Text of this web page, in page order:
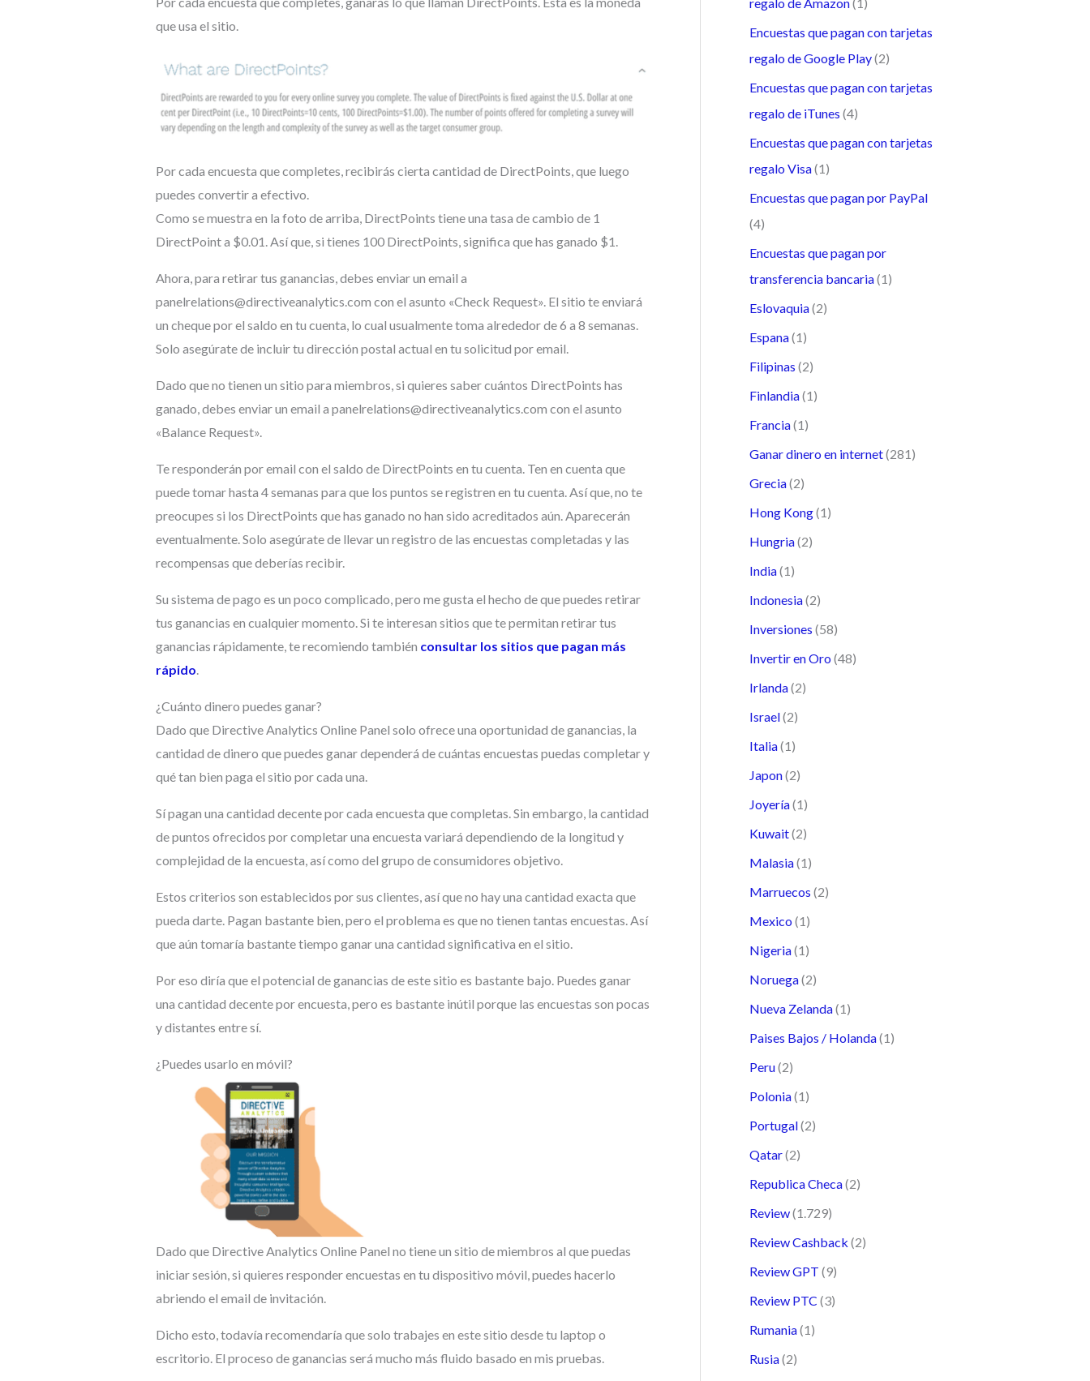
que usa el sitio.
Por cada encuesta que completes, recibirás cierta cantidad de DirectPoints, que luego
puedes convertir a efectivo.
Como se muestra en la foto de arriba, DirectPoints tiene una tasa de cambio de 1
DirectPoint a $0.01. Así que, si tienes 100 DirectPoints, significa que has ganado $1.
Ahora, para retirar tus ganancias, debes enviar un email a
panelrelations@directiveanalytics.com con el asunto «Check Request». El sitio te enviará
un cheque por el saldo en tu cuenta, lo cual usualmente toma alrededor de 6 a 8 semanas.
Solo asegúrate de incluir tu dirección postal actual en tu solicitud por email.
Dado que no tienen un sitio para miembros, si quieres saber cuántos DirectPoints has
ganado, debes enviar un email a panelrelations@directiveanalytics.com con el asunto
«Balance Request».
Te responderán por email con el saldo de DirectPoints en tu cuenta. Ten en cuenta que
puede tomar hasta 4 semanas para que los puntos se registren en tu cuenta. Así que, no te
preocupes si los DirectPoints que has ganado no han sido acreditados aún. Aparecerán
eventualmente. Solo asegúrate de llevar un registro de las encuestas completadas y las
recompensas que deberías recibir.
Su sistema de pago es un poco complicado, pero me gusta el hecho de que puedes retirar
tus ganancias en cualquier momento. Si te interesan sitios que te permitan retirar tus
ganancias rápidamente, te recomiendo también consultar los sitios que pagan más
rápido.
¿Cuánto dinero puedes ganar?
Dado que Directive Analytics Online Panel solo ofrece una oportunidad de ganancias, la
cantidad de dinero que puedes ganar dependerá de cuántas encuestas puedas completar y
qué tan bien paga el sitio por cada una.
Sí pagan una cantidad decente por cada encuesta que completas. Sin embargo, la cantidad
de puntos ofrecidos por completar una encuesta variará dependiendo de la longitud y
complejidad de la encuesta, así como del grupo de consumidores objetivo.
Estos criterios son establecidos por sus clientes, así que no hay una cantidad exacta que
pueda darte. Pagan bastante bien, pero el problema es que no tienen tantas encuestas. Así
que aún tomaría bastante tiempo ganar una cantidad significativa en el sitio.
Por eso diría que el potencial de ganancias de este sitio es bastante bajo. Puedes ganar
una cantidad decente por encuesta, pero es bastante inútil porque las encuestas son pocas
y distantes entre sí.
¿Puedes usarlo en móvil?
Dado que Directive Analytics Online Panel no tiene un sitio de miembros al que puedas
iniciar sesión, si quieres responder encuestas en tu dispositivo móvil, puedes hacerlo
abriendo el email de invitación.
Dicho esto, todavía recomendaría que solo trabajes en este sitio desde tu laptop o
escritorio. El proceso de ganancias será mucho más fluido basado en mis pruebas.
Encuestas que pagan con tarjetas
regalo de Google Play(2)
Encuestas que pagan con tarjetas
regalo de iTunes (4)
Encuestas que pagan con tarjetas
regalo Visa(1)
Encuestas que pagan por PayPal
(4)
Encuestas que pagan por
transferencia bancaria(1)
Eslovaquia(2)
Espana(1)
Filipinas (2)
Finlandia(1)
Francia(1)
Ganar dinero en internet(281)
Grecia(2)
Hong Kong(1)
Hungria(2)
India(1)
Indonesia(2)
Inversiones (58)
Invertir en Oro (48)
Irlanda(2)
Israel(2)
Italia(1)
Japon(2)
Joyería(1)
Kuwait(2)
Malasia(1)
Marruecos (2)
Mexico (1)
Nigeria(1)
Noruega(2)
Nueva Zelanda(1)
Paises Bajos / Holanda(1)
Peru(2)
Polonia(1)
Portugal(2)
Qatar(2)
Republica Checa(2)
Review(1.729)
Review Cashback (2)
Review GPT (9)
Review PTC (3)
Rumania(1)
Rusia(2)